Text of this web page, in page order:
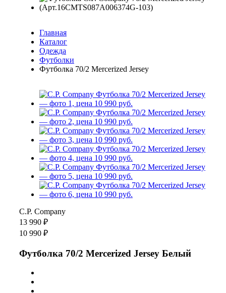
Главная
Каталог
Одежда
Футболки
Футболка 70/2 Mercerized Jersey
C.P. Company
13 990 ₽
10 990 ₽
Футболка 70/2 Mercerized Jersey Белый